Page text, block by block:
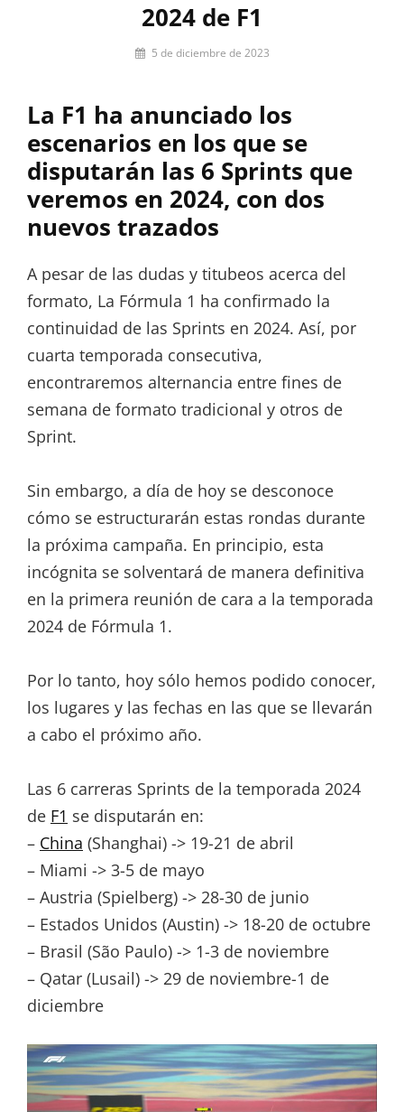
2024 de F1
Por 5 de diciembre de 2023
La F1 ha anunciado los
escenarios en los que se
disputarán las 6 Sprints que
veremos en 2024, con dos
nuevos trazados
A pesar de las dudas y titubeos acerca del
formato, La Fórmula 1 ha confirmado la
continuidad de las Sprints en 2024. Así, por
cuarta temporada consecutiva,
encontraremos alternancia entre fines de
semana de formato tradicional y otros de
Sprint.
Sin embargo, a día de hoy se desconoce
cómo se estructurarán estas rondas durante
la próxima campaña. En principio, esta
incógnita se solventará de manera definitiva
en la primera reunión de cara a la temporada
2024 de Fórmula 1.
Por lo tanto, hoy sólo hemos podido conocer,
los lugares y las fechas en las que se llevarán
a cabo el próximo año.
Las 6 carreras Sprints de la temporada 2024
de F1 se disputarán en:
– China (Shanghai) -> 19-21 de abril
– Miami -> 3-5 de mayo
– Austria (Spielberg) -> 28-30 de junio
– Estados Unidos (Austin) -> 18-20 de octubre
– Brasil (São Paulo) -> 1-3 de noviembre
– Qatar (Lusail) -> 29 de noviembre-1 de
diciembre